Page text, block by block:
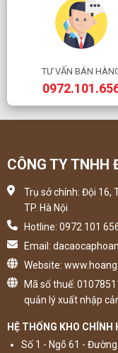
TƯ VẤN BÁN
CÔNG TY TNHH
Trụ sở chính: Đội 16,
TP. Hà Nội
Hotline: 0972 101
Email:
Website:
Mã số thuế:
quản lý xuất nhập
HỆ THỐNG KHO CHÍNH
Số 1 - Ngõ 61 -